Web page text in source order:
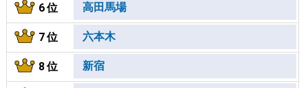
6位 高田馬場
7位 六本木
8位 新宿